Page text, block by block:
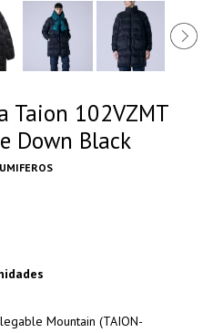
Taion 102VZMT
Down Black
Mountain (TAION-